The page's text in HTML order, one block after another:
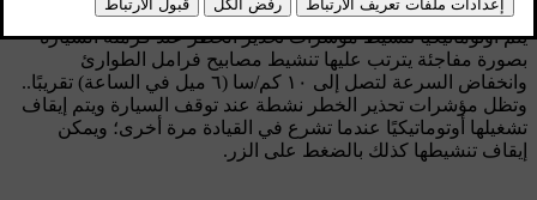
يتم أوتوماتيكيًا تنشيط مؤشرات تحذير الخطر عند فرملة السيارة
بصورة مفاجئة يترتب عليها تنشيط مصابيح فرامل الطوارئ
وانخفاض السرعة لتصل إلى ١٠ كم/سا (٦ ميل في الساعة)
تقريبًا..
وتظل مؤشرات تحذير الخطر نشطة عند توقف السيارة ويتم إيقاف
تشغيلها أوتوماتيكيًا عندما تشرع في القيادة مرة أخرى؛ ويمكن
إيقاف تنشيطها كذلك بالضغط على الزر.